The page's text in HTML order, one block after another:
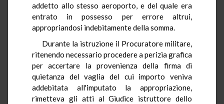
addetto allo stesso aeroporto, e del quale era
entrato in possesso per errore altrui,
appropriandosi indebitamente della somma.
Durante la istruzione il Procuratore militare,
ritenendo necessario procedere a perizia grafica
per accertare la provenienza della firma di
quietanza del vaglia del cui importo veniva
addebitata all'imputato la appropriazione,
rimetteva gli atti al Giudice istruttore dello